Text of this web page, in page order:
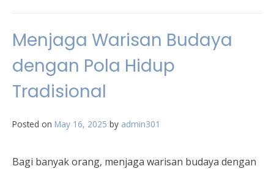
Menjaga Warisan Budaya
dengan Pola Hidup
Tradisional
Posted on May 16, 2025 by admin301
Bagi banyak orang, menjaga warisan budaya dengan